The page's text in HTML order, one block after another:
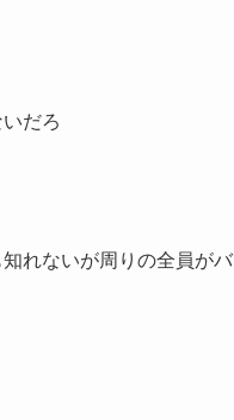
だろ
れないが周りの全員がバ